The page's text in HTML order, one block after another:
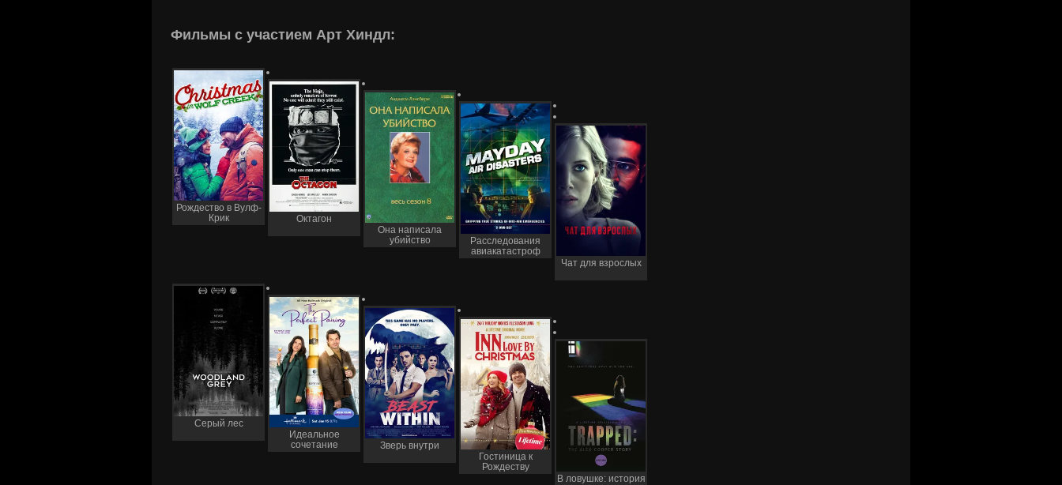
Фильмы с участием Арт Хиндл:
Рождество в Вулф-
Крик
Октагон
Она написала
убийство
Расследования
авиакатастроф
Чат для взрослых
Серый лес
Идеальное
сочетание
Зверь внутри
Гостиница к
Рождеству
В ловушке: история